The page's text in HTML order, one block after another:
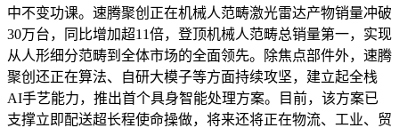
中不变功课。速腾聚创正在机械人范畴激光雷达产物销量冲破
30万台，同比增加超11倍，登顶机械人范畴总销量第一，实现
从人形细分范畴到全体市场的全面领先。除焦点部件外，速腾
聚创还正在算法、自研大模子等方面持续攻坚，建立起全栈
AI手艺能力，推出首个具身智能处理方案。目前，该方案已
支撑立即配送超长程使命操做，将来还将正在物流、工业、贸